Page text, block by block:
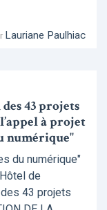
Lauriane Paulhiac
43 projets
à projet
numérique"
du numérique"
de
43 projets